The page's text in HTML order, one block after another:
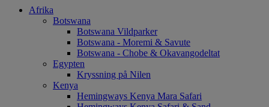
Afrika
Botswana
Botswana Vildparker
Botswana - Moremi & Savute
Botswana - Chobe & Okavangodeltat
Egypten
Kryssning på Nilen
Kenya
Hemingways Kenya Mara Safari